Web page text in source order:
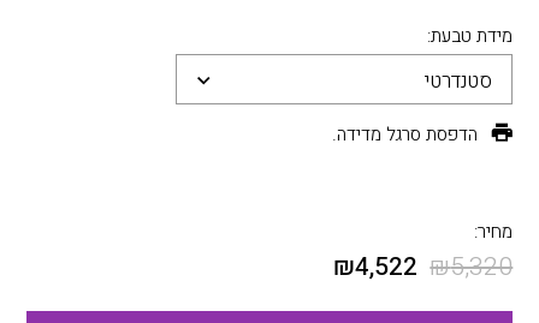
מידת טבעת:
סטנדרטי
הדפסת סרגל מדידה.
מחיר:
₪5,320
₪4,522